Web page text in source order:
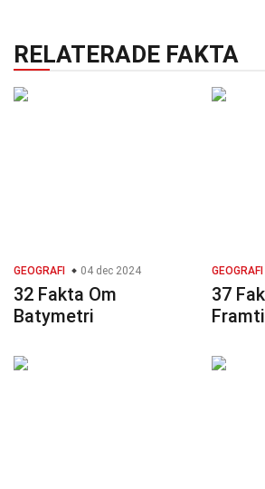
RELATERADE FAKTA
GEOGRAFI 04 dec 2024
32 Fakta Om
Batymetri
GEOGRAFI
37